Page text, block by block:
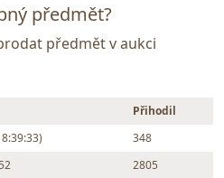
předmět?
předmět v aukci
Přihodil
348
2805